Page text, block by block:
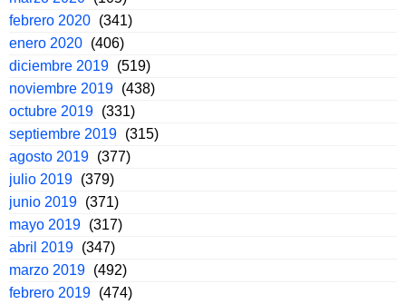
febrero 2020 (341)
enero 2020 (406)
diciembre 2019 (519)
noviembre 2019 (438)
octubre 2019 (331)
septiembre 2019 (315)
agosto 2019 (377)
julio 2019 (379)
junio 2019 (371)
mayo 2019 (317)
abril 2019 (347)
marzo 2019 (492)
febrero 2019 (474)